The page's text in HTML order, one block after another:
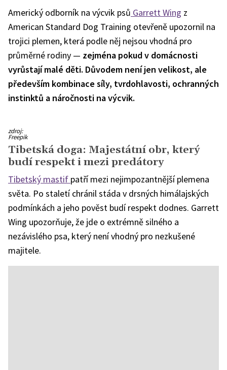
Americký odborník na výcvik psů Garrett Wing z
American Standard Dog Training otevřeně upozornil na
trojici plemen, která podle něj nejsou vhodná pro
průměrné rodiny — zejména pokud v domácnosti
vyrůstají malé děti. Důvodem není jen velikost, ale
především kombinace síly, tvrdohlavosti, ochranných
instinktů a náročnosti na výcvik.
zdroj:
Freepik
Tibetská doga: Majestátní obr, který
budí respekt i mezi predátory
Tibetský mastif patří mezi nejimpozantnější plemena
světa. Po staletí chránil stáda v drsných himálajských
podmínkách a jeho pověst budí respekt dodnes. Garrett
Wing upozorňuje, že jde o extrémně silného a
nezávislého psa, který není vhodný pro nezkušené
majitele.